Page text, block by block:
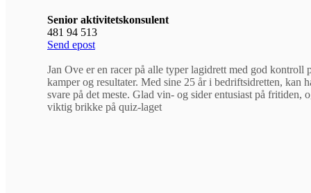
Senior aktivitetskonsulent
481 94 513
Send epost
Jan Ove er en racer på alle typer lagidrett med god kontroll
kamper og resultater. Med sine 25 år i bedriftsidretten, kan
svare på det meste. Glad vin- og sider entusiast på fritiden,
viktig brikke på quiz-laget